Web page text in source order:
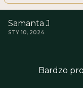
Samanta J
STY 10, 2024
Bardzo